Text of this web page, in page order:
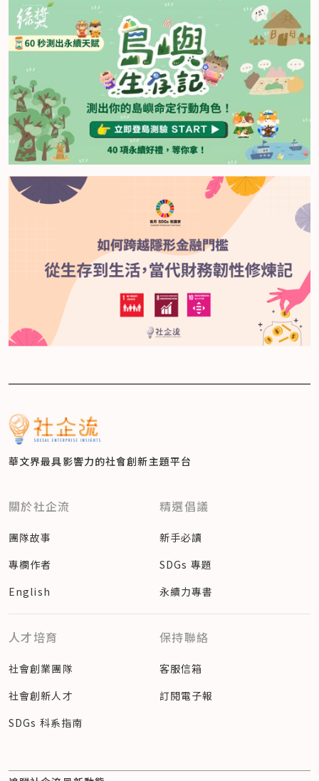
華文界最具影響力的社會創新主題平台
關於社企流
團隊故事
專欄作者
English
精選倡議
新手必讀
SDGs 專題
永續力專書
人才培育
社會創業團隊
社會創新人才
SDGs 科系指南
保持聯絡
客服信箱
訂閱電子報